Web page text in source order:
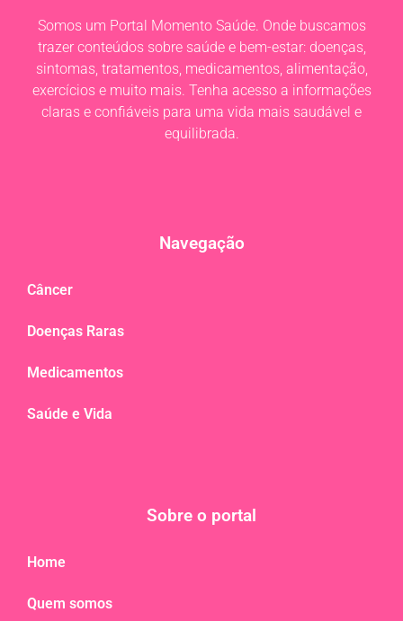
Somos um Portal Momento Saúde. Onde buscamos
trazer conteúdos sobre saúde e bem-estar: doenças,
sintomas, tratamentos, medicamentos, alimentação,
exercícios e muito mais. Tenha acesso a informações
claras e confiáveis para uma vida mais saudável e
equilibrada.
Navegação
Câncer
Doenças Raras
Medicamentos
Saúde e Vida
Sobre o portal
Home
Quem somos